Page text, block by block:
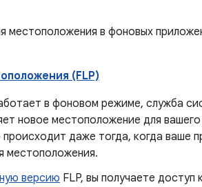
местоположения в фоновых
(FLP)
в фоновом режиме, служба
новое местоположение для
даже тогда, когда ваше
местоположения.
версию FLP, вы получаете